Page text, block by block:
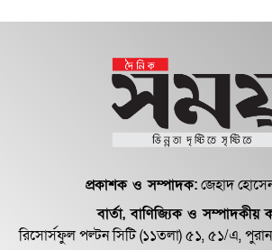
জামায়াত-এনসিপি,
সরকার না চাইলে ইসির
সম্ভব নয়...
উচ্চকক্ষ গঠনের
ঐকমত্য কমিশন
প্রকাশক ও সম্পাদক:জেহাদ
বার্তা, বাণিজ্যিক ও সম্পাদকীয়
রিসোর্সফুল পল্টন সিটি (১১তলা) ৫১, ৫১/এ,